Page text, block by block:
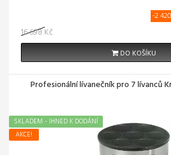
16 698 Kč
-2
DO KOŠÍKU
Profesionální lívanečník pro 7 lívanců
AKCE!
SKLADEM - IHNED K DODÁNÍ